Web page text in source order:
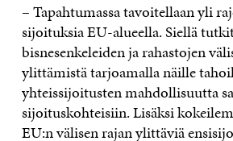
– Tapahtumassa tavoitellaan yli
sijoituksia EU-alueella. Siellä
bisnesenkeleiden ja rahastojen
ylittämistä tarjoamalla näille
yhteissijoitusten mahdollisuutta
sijoituskohteisiin. Lisäksi
EU:n välisen rajan ylittäviä